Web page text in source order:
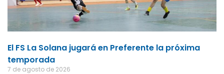
El FS La Solana jugará en Preferente la próxima
temporada
7 de agosto de 2026